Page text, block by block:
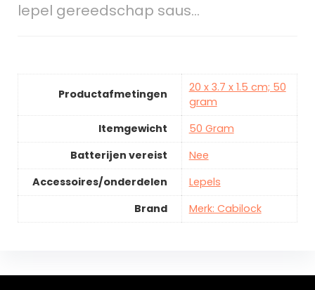
lepel gereedschap saus…
Productafmetingen
20 x 3.7 x 1.5 cm; 50
gram
Itemgewicht
50 Gram
Batterijen vereist
Nee
Accessoires/onderdelen
Lepels
Brand
Merk: Cabilock